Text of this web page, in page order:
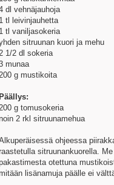
dl vehnäjauhoja
1 tl leivinjauhetta
1 tl vaniljasokeria
sitruunan kuori ja mehu
1/2 dl sokeria
munaa
g mustikoita
Päällys:
g tomusokeria
2 rkl sitruunamehua
ohjeessa
sitruunankuorella.
otettuna
lisänamuja päälle ei